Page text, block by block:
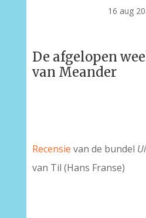
16 aug
De afgelopen
van Meander
Recensie van de bundel
van Til (Hans Franse)